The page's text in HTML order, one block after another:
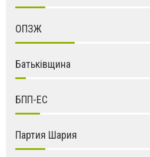
ОПЗЖ
Батьківщина
БПП-ЕС
Партия Шария